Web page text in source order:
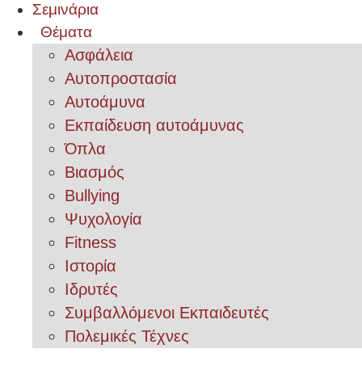
Σεμινάρια
Θέματα
Ασφάλεια
Αυτοπροστασία
Αυτοάμυνα
Εκπαίδευση αυτοάμυνας
Όπλα
Βιασμός
Bullying
Ψυχολογία
Fitness
Ιστορία
Ιδρυτές
Συμβαλλόμενοι Εκπαιδευτές
Πολεμικές Τέχνες